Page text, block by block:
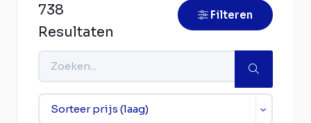
738
Resultaten
Filteren